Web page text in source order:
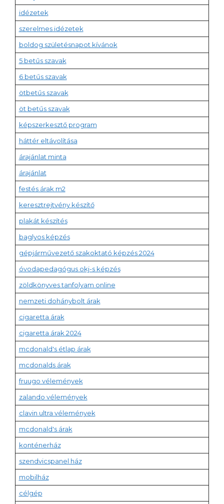
idézetek
szerelmes idézetek
boldog születésnapot kívánok
5 betűs szavak
6 betűs szavak
ötbetűs szavak
öt betűs szavak
képszerkesztő program
háttér eltávolítása
árajánlat minta
árajánlat
festés árak m2
keresztrejtvény készítő
plakát készítés
baglyos képzés
gépjárművezető szakoktató képzés 2024
óvodapedagógus okj-s képzés
zöldkönyves tanfolyam online
nemzeti dohánybolt árak
cigaretta árak
cigaretta árak 2024
mcdonald's étlap árak
mcdonalds árak
fruugo vélemények
zalando vélemények
clavin ultra vélemények
mcdonald's árak
konténerház
szendvicspanel ház
mobilház
célgép